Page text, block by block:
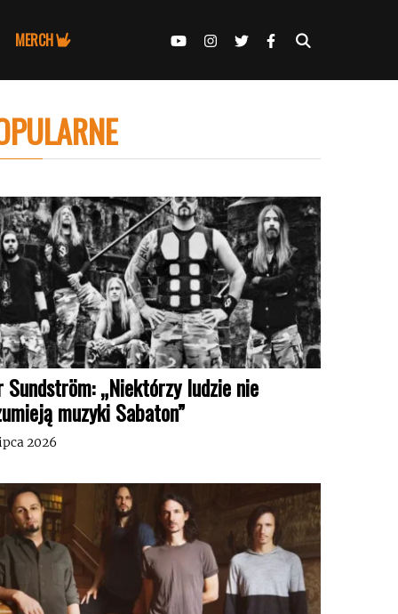
MERCH
Sundström: „Niektórzy ludzie nie
muzyki Sabaton”
2026